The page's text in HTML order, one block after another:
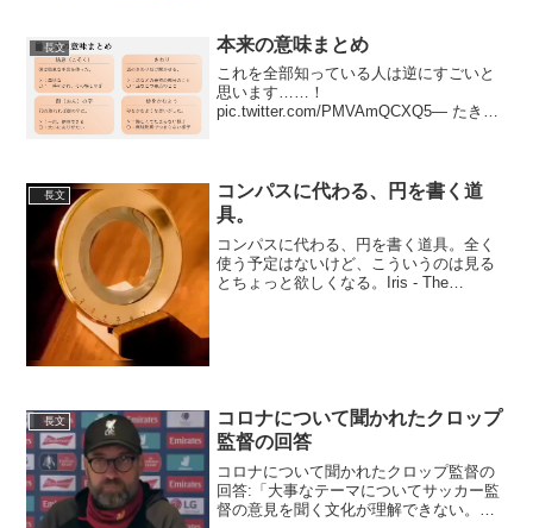
長文 本来の意味まとめ
これを全部知っている人は逆にすごいと
思います……！
pic.twitter.com/PMVAmQCXQ5— たき??
長文
コンパスに代わる、円を書く道
具。
コンパスに代わる、円を書く道具。全く
使う予定はないけど、こういうのは見る
とちょっと欲しくなる。Iris - The
長文
コロナについて聞かれたクロップ
監督の回答
コロナについて聞かれたクロップ監督の
回答:「大事なテーマについてサッカー監
督の意見を聞く文化が理解できない。有